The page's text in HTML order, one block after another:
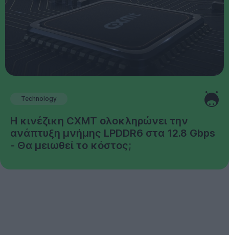
Technology
Η κινέζικη CXMT ολοκληρώνει την
ανάπτυξη μνήμης LPDDR6 στα 12.8 Gbps
- Θα μειωθεί το κόστος;